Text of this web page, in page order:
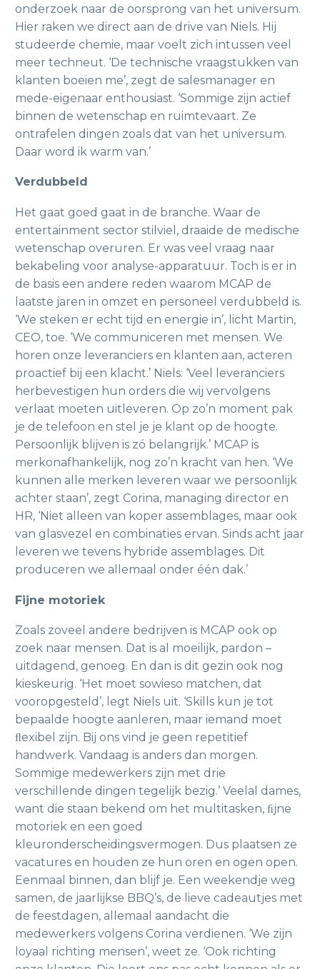
onderzoek naar de oorsprong van het universum.
Hier raken we direct aan de drive van Niels. Hij
studeerde chemie, maar voelt zich intussen veel
meer techneut. ‘De technische vraagstukken van
klanten boeien me’, zegt de salesmanager en
mede-eigenaar enthousiast. ‘Sommige zijn actief
binnen de wetenschap en ruimtevaart. Ze
ontrafelen dingen zoals dat van het universum.
Daar word ik warm van.’
Verdubbeld
Het gaat goed gaat in de branche. Waar de
entertainment sector stilviel, draaide de medische
wetenschap overuren. Er was veel vraag naar
bekabeling voor analyse-apparatuur. Toch is er in
de basis een andere reden waarom MCAP de
laatste jaren in omzet en personeel verdubbeld is.
‘We steken er echt tijd en energie in’, licht Martin,
CEO, toe. ‘We communiceren met mensen. We
horen onze leveranciers en klanten aan, acteren
proactief bij een klacht.’ Niels: ‘Veel leveranciers
herbevestigen hun orders die wij vervolgens
verlaat moeten uitleveren. Op zo’n moment pak
je de telefoon en stel je je klant op de hoogte.
Persoonlijk blijven is zó belangrijk.’ MCAP is
merkonafhankelijk, nog zo’n kracht van hen. ‘We
kunnen alle merken leveren waar we persoonlijk
achter staan’, zegt Corina, managing director en
HR, ‘Niet alleen van koper assemblages, maar ook
van glasvezel en combinaties ervan. Sinds acht jaar
leveren we tevens hybride assemblages. Dit
produceren we allemaal onder één dak.’
Fijne motoriek
Zoals zoveel andere bedrijven is MCAP ook op
zoek naar mensen. Dat is al moeilijk, pardon –
uitdagend, genoeg. En dan is dit gezin ook nog
kieskeurig. ‘Het moet sowieso matchen, dat
vooropgesteld’, legt Niels uit. ‘Skills kun je tot
bepaalde hoogte aanleren, maar iemand moet
ﬂexibel zijn. Bij ons vind je geen repetitief
handwerk. Vandaag is anders dan morgen.
Sommige medewerkers zijn met drie
verschillende dingen tegelijk bezig.’ Veelal dames,
want die staan bekend om het multitasken, ﬁjne
motoriek en een goed
kleuronderscheidingsvermogen. Dus plaatsen ze
vacatures en houden ze hun oren en ogen open.
Eenmaal binnen, dan blijf je. Een weekendje weg
samen, de jaarlijkse BBQ’s, de lieve cadeautjes met
de feestdagen, allemaal aandacht die
medewerkers volgens Corina verdienen. ‘We zijn
loyaal richting mensen’, weet ze. ‘Ook richting